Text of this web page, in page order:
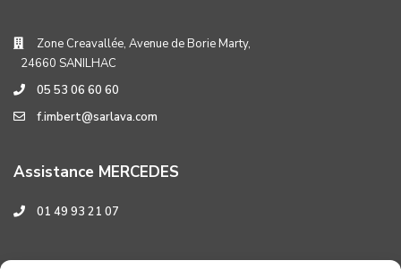
Zone Creavallée, Avenue de Borie Marty,
24660 SANILHAC
05 53 06 60 60
f.imbert@sarlava.com
Assistance MERCEDES
01 49 93 21 07